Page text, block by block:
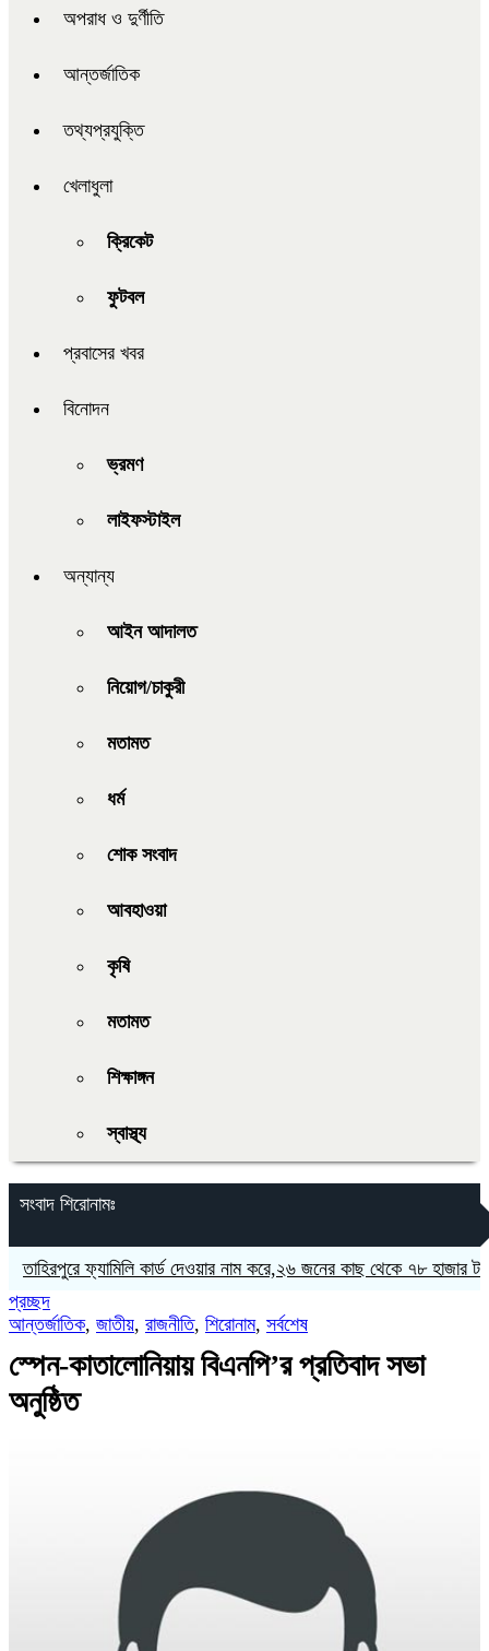
অপরাধ ও দুর্ণীতি
আন্তর্জাতিক
তথ্যপ্রযুক্তি
খেলাধুলা
ক্রিকেট
ফুটবল
প্রবাসের খবর
বিনোদন
ভ্রমণ
লাইফস্টাইল
অন্যান্য
আইন আদালত
নিয়োগ/চাকুরী
মতামত
ধর্ম
শোক সংবাদ
আবহাওয়া
কৃষি
মতামত
শিক্ষাঙ্গন
স্বাস্থ্য
সংবাদ শিরোনামঃ
ফ্যামিলি কার্ড দেওয়ার নাম করে,২৬ জনের কাছ থেকে ৭৮ হাজার টাকা
প্রচ্ছদ
আন্তর্জাতিক, জাতীয়, রাজনীতি, শিরোনাম, সর্বশেষ
স্পেন-কাতালোনিয়ায় বিএনপি’র প্রতিবাদ সভা
অনুষ্ঠিত